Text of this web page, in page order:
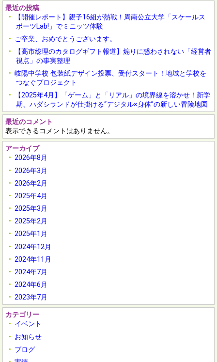
最近の投稿
【開催レポート】親子16組が熱戦！周南公立大学「スケールス
ポーツLab!」でミニッツ体験
ご卒業、おめでとうございます。
【高市総理のカタログギフト報道】煽りに惑わされない「経営者
視点」の事実整理
岐陽中学校 包装紙デザイン投票、受付スタート！地域と学校を
つなぐプロジェクト
【2025年4月】「ゲーム」と「リアル」の境界線を溶かせ！新学
期、ハダシランドが仕掛ける“デジタル×身体”の新しい冒険地図
最近のコメント
表示できるコメントはありません。
アーカイブ
2026年8月
2026年3月
2026年2月
2025年4月
2025年3月
2025年2月
2025年1月
2024年12月
2024年11月
2024年7月
2024年6月
2023年7月
カテゴリー
イベント
お知らせ
ブログ